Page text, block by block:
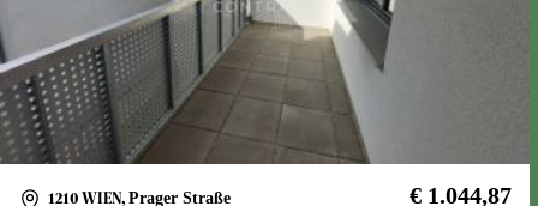
1210 WIEN, Prager Straße € 1.044,87